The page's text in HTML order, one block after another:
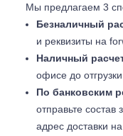
Мы предлагаем 3
Безналичный
и реквизиты на
Наличный
офисе до отгрузки.
По банковским
отправьте
адрес доставки